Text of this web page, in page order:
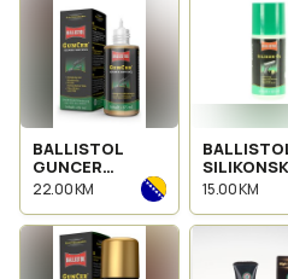
BALLISTOL
GUNCER
KERMICKO ULJE
FLASICA 65ml
22.00 KM
ULJE ZA
15.00 KM